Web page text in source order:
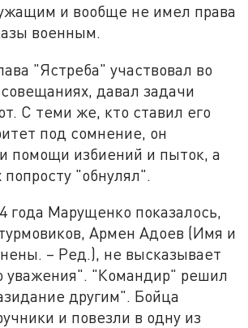
и вообще не имел права
военным.
"Ястреба" участвовал во
давал задачи
С теми же, кто ставил его
под сомнение, он
помощи избиений и пыток, а
"обнулял".
года Марущенко показалось,
Армен Адоев (Имя и
– Ред.), не высказывает
уважения". "Командир" решил
другим". Бойца
и повезли в одну из